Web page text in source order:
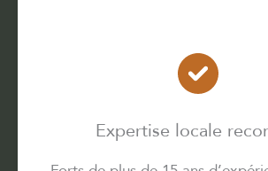
Expertise locale